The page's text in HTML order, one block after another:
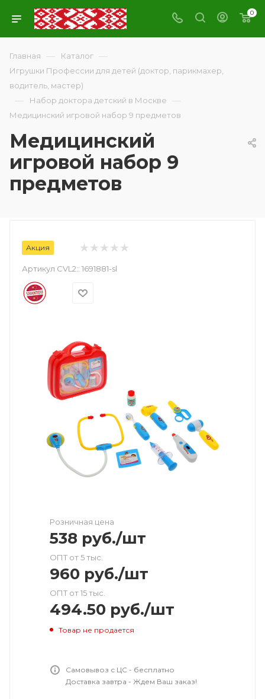
0
Главная — Каталог —
Игрушки Профессии для детей (доктор, парикмахер,
водитель, мастер)
— Набор доктора детский в Москве —
Медицинский игровой набор 9 предметов
Медицинский
игровой набор 9
предметов
Акция
Артикул CVL2:: 1691881-sl
Розничная цена
538 руб./шт
ОПТ от 5 тыс.
960 руб./шт
ОПТ от 15 тыс.
494.50 руб./шт
Товар не продается
Самовывоз с ЦС - бесплатно
Доставка завтра - Ждем Ваш заказ!